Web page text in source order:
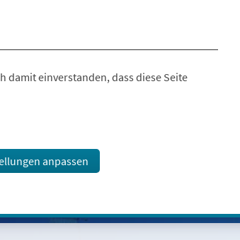
damit einverstanden, dass diese Seite
anpassen